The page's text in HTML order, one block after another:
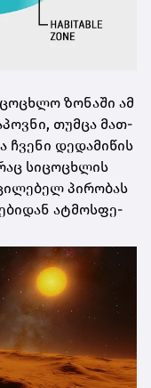
ზო­ნა­ში ამ
თუმ­ცა მათ­
ჩვე­ნი დე­და­მი­წის
სი­ცო­ცხლის
პი­რო­ბას
ატ­მოს­ფე­